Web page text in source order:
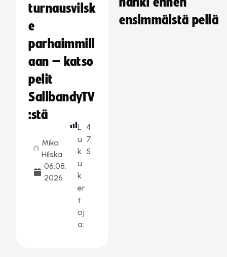
turnausvilsk
e
parhaimmill
aan – katso
pelit
SalibandyTV
:stä
Mika
Hilska
06.08.
2026
L
u
k
u
k
er
t
oj
a:
4
7
5
ensimmäistä peliä